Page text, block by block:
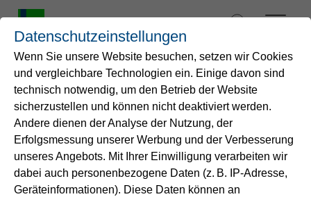
springen
Startseite
Wasser
Service
Klarheit für unsere
Kund*innen
Entsprechend § 20 der Trinkwasserverordnung
dürfen bei der Trinkwasseraufbereitung nur Stoffe
Datenschutzeinstellungen
Wenn Sie unsere Website besuchen, setzen wir Cookies
und vergleichbare Technologien ein. Einige davon sind
technisch notwendig, um den Betrieb der Website
sicherzustellen und können nicht deaktiviert werden.
Andere dienen der Analyse der Nutzung, der
Erfolgsmessung unserer Werbung und der Verbesserung
unseres Angebots. Mit Ihrer Einwilligung verarbeiten wir
dabei auch personenbezogene Daten (z. B. IP-Adresse,
Geräteinformationen). Diese Daten können an